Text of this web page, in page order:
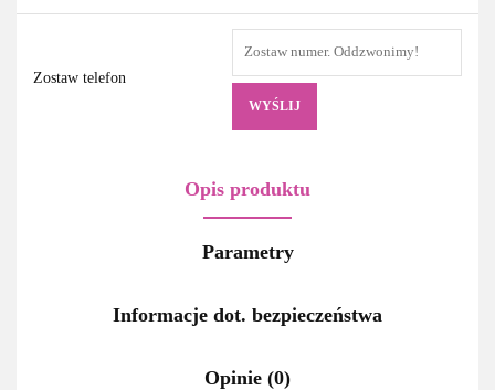
Zostaw telefon
WYŚLIJ
Opis produktu
Parametry
Informacje dot. bezpieczeństwa
Opinie (0)